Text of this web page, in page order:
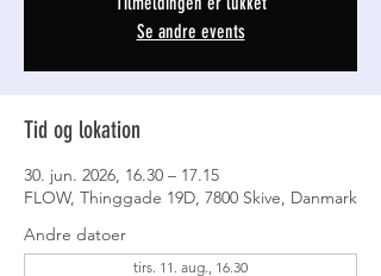
Se andre events
Tid og lokation
30. jun. 2026, 16.30 – 17.15
FLOW, Thinggade 19D, 7800 Skive, Danmark
Andre datoer
tirs. 11. aug., 16.30